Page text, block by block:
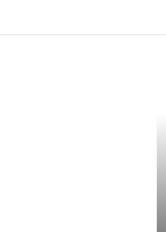
content